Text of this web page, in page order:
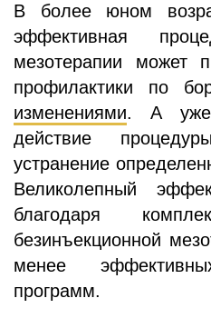
В более юном
эффективная
мезотерапии может
профилактики по
изменениями. А уже
действие
устранение
Великолепный
благодаря
безинъекционной
менее
программ.